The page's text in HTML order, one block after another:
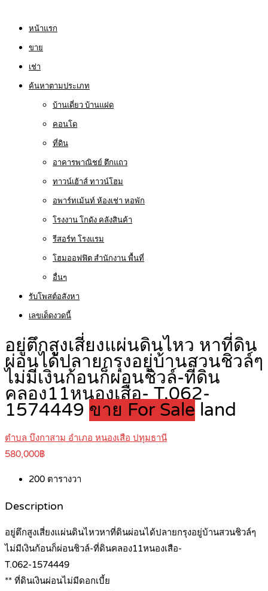
หน้าแรก
ขาย
เช่า
ค้นหาตามประเภท
บ้านเดี่ยว บ้านแฝด
คอนโด
ที่ดิน
อาคารพาณิชย์ ตึกแถว
ทาวน์เฮ้าส์ ทาวน์โฮม
อพาร์ทเม้นท์ ห้องเช่า หอพัก
โรงงาน โกดัง คลังสินค้า
รีสอร์ท โรงแรม
โฮมออฟฟิต สำนักงาน พื้นที่
อื่นๆ
รับโพสต์อสังหา
เลขเด็ดงวดนี้
อยู่ตึกสูงเสี่ยงแผ่นดินไหว หาที่ดิน
ผ่อนได้ปลายกรุงอยู่บ้านสวนชิวล์ๆ
ไม่มีเงินก้อนก็ผ่อนชิวล์-ที่ดิน
คลอง11หนองเสือ- T.062-
1574449 ขาย For Sale land
ตำบล บึงกาสาม อำเภอ หนองเสือ ปทุมธานี
580,000฿
200 ตารางวา
Description
อยู่ตึกสูงเสี่ยงแผ่นดินไหวหาที่ดินผ่อนได้ปลายกรุงอยู่บ้านสวนชิวล์ๆ
ไม่มีเงินก้อนก็ผ่อนชิวล์-ที่ดินคลอง11หนองเสือ-
T.062-1574449
** ที่ดินเงินผ่อนไม่มีดอกเบี้ย